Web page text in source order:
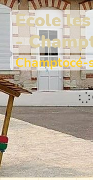
Ecole
-
Champtocé-